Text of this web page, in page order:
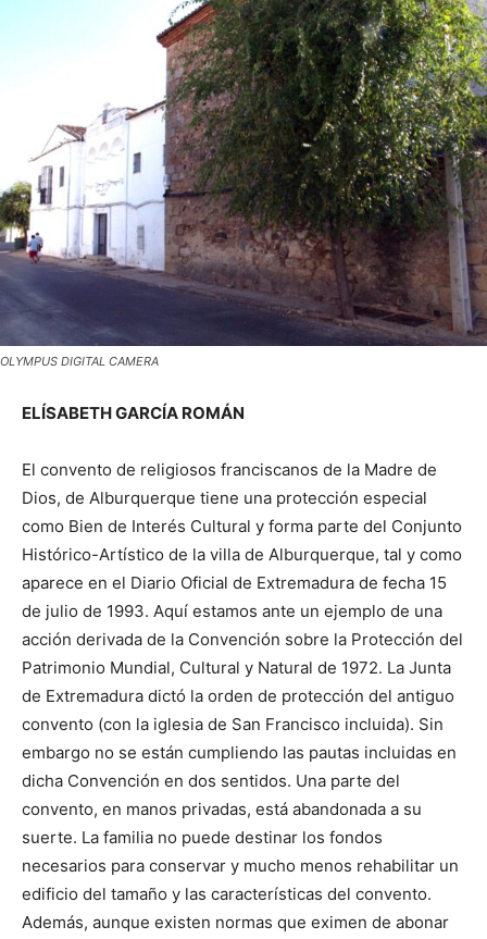
OLYMPUS DIGITAL CAMERA
ELÍSABETH GARCÍA ROMÁN
El convento de religiosos franciscanos de la Madre de
Dios, de Alburquerque tiene una protección especial
como Bien de Interés Cultural y forma parte del Conjunto
Histórico-Artístico de la villa de Alburquerque, tal y como
aparece en el Diario Oficial de Extremadura de fecha 15
de julio de 1993. Aquí estamos ante un ejemplo de una
acción derivada de la Convención sobre la Protección del
Patrimonio Mundial, Cultural y Natural de 1972. La Junta
de Extremadura dictó la orden de protección del antiguo
convento (con la iglesia de San Francisco incluida). Sin
embargo no se están cumpliendo las pautas incluidas en
dicha Convención en dos sentidos. Una parte del
convento, en manos privadas, está abandonada a su
suerte. La familia no puede destinar los fondos
necesarios para conservar y mucho menos rehabilitar un
edificio del tamaño y las características del convento.
Además, aunque existen normas que eximen de abonar